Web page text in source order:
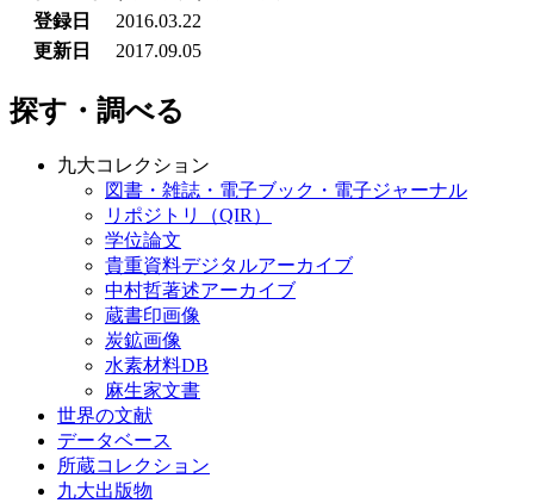
登録日
2016.03.22
更新日
2017.09.05
探す・調べる
九大コレクション
図書・雑誌・電子ブック・電子ジャーナル
リポジトリ（QIR）
学位論文
貴重資料デジタルアーカイブ
中村哲著述アーカイブ
蔵書印画像
炭鉱画像
水素材料DB
麻生家文書
世界の文献
データベース
所蔵コレクション
九大出版物